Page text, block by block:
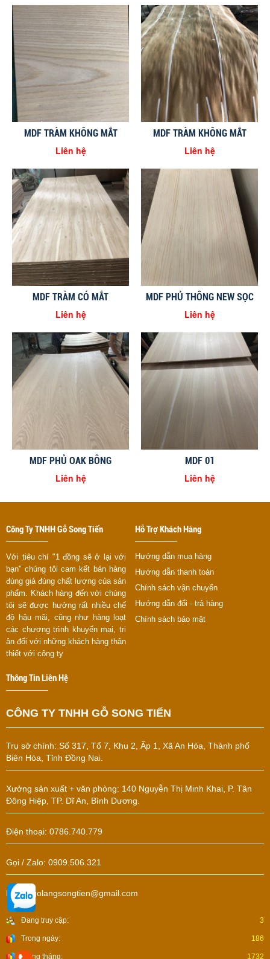
MDF TRÀM KHÔNG MẮT
Liên hệ
MDF TRÀM KHÔNG MẮT
Liên hệ
MDF TRÀM CÓ MẮT
Liên hệ
MDF PHỦ THÔNG NEW SỌC
Liên hệ
MDF PHỦ OAK BÔNG
Liên hệ
MDF 01
Liên hệ
Công Ty TNHH Gỗ Song Tiến
Với tiêu chí "1 đồng sẽ ở lại với
bạn" chúng tôi cam kết bán hàng
đúng giá đúng chất lượng của sản
phẩm. Khách hàng đến với chúng
tôi sẽ được hưởng rất nhiều chế
độ hậu mãi, cũng như hàng loạt
các chương trình khuyến mại, tri
ân đối với những khách hàng thân
thiết với công ty
Hỗ Trợ Khách Hàng
Hướng dẫn mua hàng
Hướng dẫn thanh toán
Chính sách vận chuyển
Hướng dẫn đổi - trả hàng
Chính sách bảo mật
Thông Tin Liên Hệ
CÔNG TY TNHH GỖ SONG TIẾN
Trụ sở chính: Số 317, Tổ 7, Khu 2, Ấp 1, Xã An Hòa, Thành phố
Biên Hòa, Tỉnh Đồng Nai.
Xưởng sản xuất + văn phòng: 140 Nguyễn Thị Minh Khai, P. Tân
Đông Hiệp, TP. Dĩ An, Bình Dương.
Điện thoại: 0786.740.779
Gọi / Zalo: 0909.506.321
Email: golangsongtien@gmail.com
Đang truy cập: 3
Trong ngày: 186
Trong tháng: 1732